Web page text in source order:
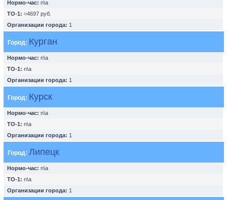
Нормо-час: n\a
ТО-1: ≈4697 руб.
Организации города: 1
Город: Курган
Нормо-час: n\a
ТО-1: n\a
Организации города: 1
Город: Курск
Нормо-час: n\a
ТО-1: n\a
Организации города: 1
Город: Липецк
Нормо-час: n\a
ТО-1: n\a
Организации города: 1